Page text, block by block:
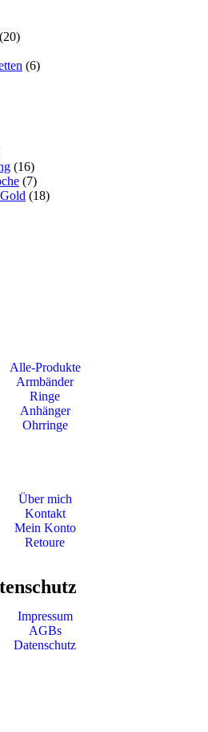
(20)
(6)
(16)
(7)
(18)
Alle-Produkte
Armbänder
Ringe
Anhänger
Ohrringe
Über mich
Kontakt
Mein Konto
Retoure
Impressum
AGBs
Datenschutz